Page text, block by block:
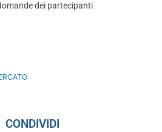
dei partecipanti
CONDIVIDI